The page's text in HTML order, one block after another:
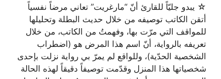
☆ يبدو جليّاً للقارئ أنّ “مارغريت” تعاني مرضاً نفسياً
أتقن الكاتب توصيفه من خلال حديث البطلة وتحليلها
للمواقف التي مرّت بها، وفهمتُ من الكاتب، من خلال
تعريفه بالرواية، أنّ اسم هذا المرض هو (اضطراب
الشخصية الحدّية)، وللواقع لم يمرّ بي رواية نزلت بإحدى
شخصياتها هذا المنزل وقدّمت توصيفاً دقيقاً لهذه الحالة